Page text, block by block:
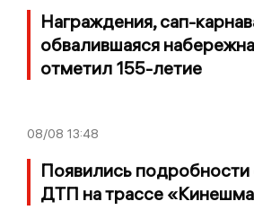
Награждения, сап-
обвалившаяся
отметил 155-летие
08/08 13:48
Появились
ДТП на трассе